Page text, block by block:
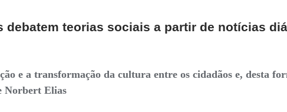
teorias sociais a partir de notícias
e a transformação da cultura entre os cidadãos e, desta
Norbert Elias